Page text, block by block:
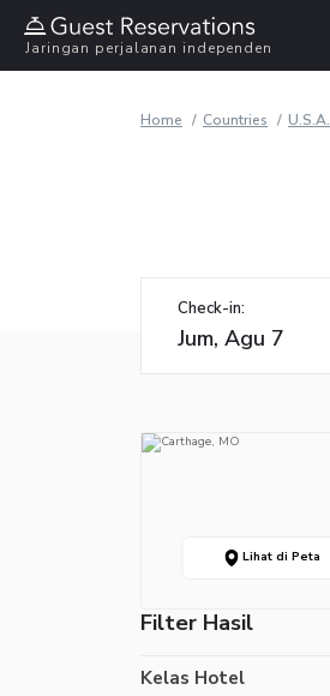
Jaringan perjalanan independen
Home Countries U.S.A.
Check-in:
Lihat di Peta
Filter Hasil
Kelas Hotel